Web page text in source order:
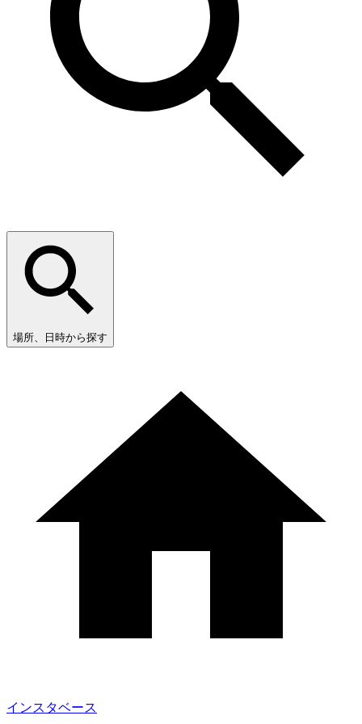
場所、日時から探す
インスタベース